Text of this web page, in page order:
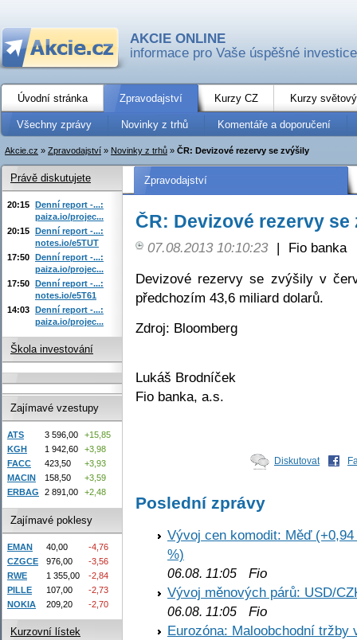
AKCIE ONLINE
informace pro Vaše úspěšné investice
Úvodní stránka Zpravodajství Kurzy CZ Kurzy
Všechny zprávy Novinky z trhů Komentáře a doporučení
Akcie.cz » Zpravodajství » Novinky z trhů » ČR: Devizové rezervy se zvýšily
Zpravodajství
ČR: Devizové rezervy se
07.08.2013 10:10:23 |
Fio banka
Devizové rezervy se zvýšily v
předchozím 43,6 miliard dolarů.
Zdroj: Bloomberg
Lukáš Brodníček
Fio banka, a.s.
Diskutovat
Poslední zprávy
Vývoj cen komodit: Měď
%)
06.08. 11:05 Fio
Vývoj měnových párů: USD/
06.08. 11:05 Fio
Eurozóna: Maloobchodní
Právě diskutujete
20:15 Denní report -...:
paiza.io/projec...
20:15 Denní report -...:
notes.io/e5TUT
17:50 Denní report -...:
paiza.io/projec...
17:50 Denní report -...:
notes.io/e5T61
14:03 Denní report -...:
paiza.io/projec...
Škola investování
Zajímavé vzestupy
ATS 3 596,00
+15,85
KGH
1 942,60
+3,98
FACC
423,50
+3,93
MACIN
158,50
+3,59
ERBAG
2 891,00 +2,48
Zajímavé poklesy
EMAN 40,00
-4,76
CZGCE
976,00
-3,56
RWE
1 355,00
-2,84
PILLE
107,00
-2,73
NOKIA
209,20 -2,70
Kurzovní lístek